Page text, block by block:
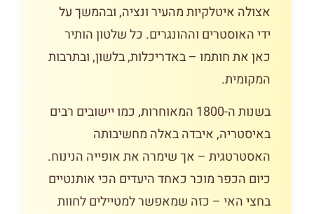
אצולה איטלקיות מהעיר ונציה, ובהמשך על
ידי האוסטרים וההונגרים. כל שלטון הותיר
כאן את חותמו – באדריכלות, בלשון, ובתרבות
המקומית.
בשנות ה-1800 המאוחרות, כמו יישובים רבים
באיסטריה, איבדה באלה מחשיבותה
האסטרטגית – אך שימרה את אופייה הנינוח.
כיום הכפר מוכר כאחד היעדים הכי אותנטיים
בחצי האי – כזה שמאפשר למטיילים לחוות